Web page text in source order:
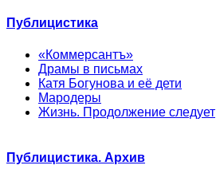
Публицистика
«Коммерсантъ»
Драмы в письмах
Катя Богунова и её дети
Мародеры
Жизнь. Продолжение следует
Публицистика. Архив